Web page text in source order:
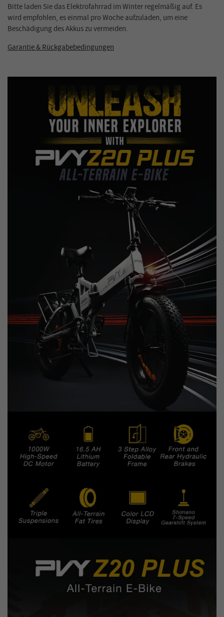
Bitte laden Sie das Elektrofahrrad im Winter regelmäßig auf. Es
wird empfohlen, es einmal pro Woche aufzuladen, um eine
Beschädigung des Akkus zu vermeiden.
Garantie & Rückgabebedingungen